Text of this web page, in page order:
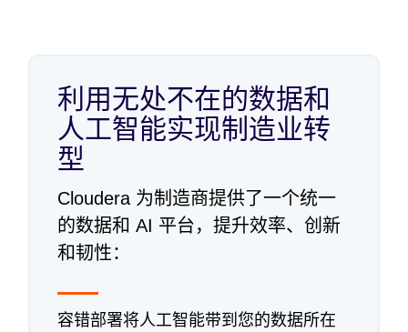
利用无处不在的数据和
人工智能实现制造业转
型
Cloudera 为制造商提供了一个统一
的数据和 AI 平台，提升效率、创新
和韧性：
容错部署将人工智能带到您的数据所在